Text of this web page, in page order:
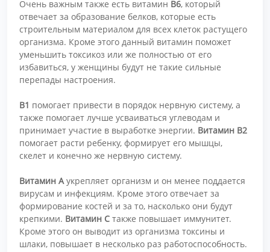
Очень важным также есть витамин В6, который
отвечает за образование белков, которые есть
строительным материалом для всех клеток растущего
организма. Кроме этого данный витамин поможет
уменьшить токсикоз или же полностью от его
избавиться, у женщины будут не такие сильные
перепады настроения.
В1 помогает привести в порядок нервную систему, а
также помогает лучше усваиваться углеводам и
принимает участие в выработке энергии. Витамин В2
помогает расти ребенку, формирует его мышцы,
скелет и конечно же нервную систему.
Витамин Аукрепляет организм и он менее поддается
вирусам и инфекциям. Кроме этого отвечает за
формирование костей и за то, насколько они будут
крепкими. Витамин С также повышает иммунитет.
Кроме этого он выводит из организма токсины и
шлаки, повышает в несколько раз работоспособность.